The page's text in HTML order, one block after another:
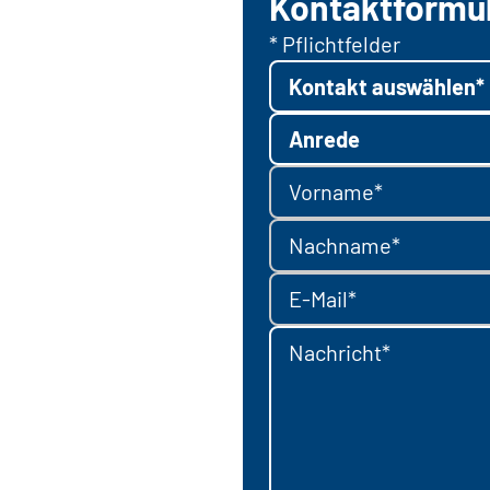
* Pflichtfelder
Kontakt auswählen*
Anrede
Vorname*
Nachname*
E-Mail*
Nachricht*